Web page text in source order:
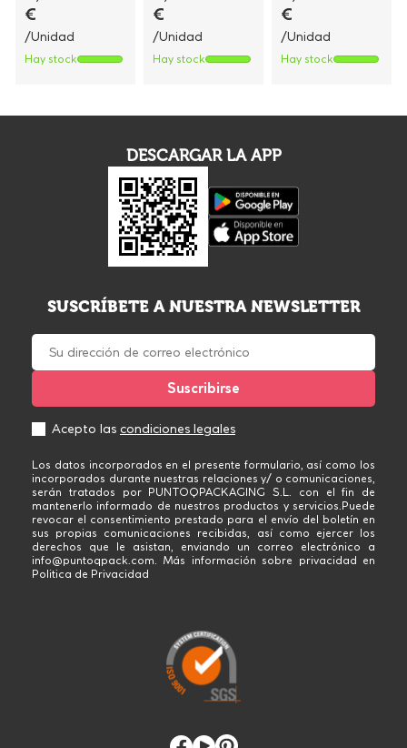
€
/Unidad
Hay stock
€
/Unidad
Hay stock
€
/Unidad
Hay stock
DESCARGAR LA APP
SUSCRÍBETE A NUESTRA NEWSLETTER
Acepto las condiciones legales
Los datos incorporados en el presente formulario, así como los
incorporados durante nuestras relaciones y/ o comunicaciones,
serán tratados por PUNTOQPACKAGING S.L. con el fin de
mantenerlo informado de nuestros productos y servicios.Puede
revocar el consentimiento prestado para el envío del boletín en
sus propias comunicaciones recibidas, así como ejercer los
derechos que le asistan, enviando un correo electrónico a
info@puntoqpack.com. Más información sobre privacidad en
Politica de Privacidad